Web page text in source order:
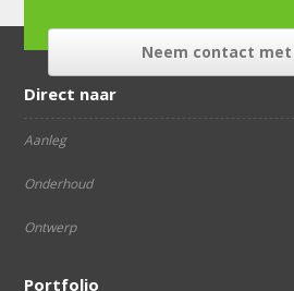
Neem contact met
Direct naar
Aanleg
Onderhoud
Ontwerp
Portfolio